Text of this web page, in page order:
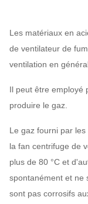
Les matériaux en
de ventilateur de
ventilation en
Il peut être employé
produire le gaz.
Le gaz fourni par
la fan centrifuge de
plus de 80 °C et
spontanément et ne
sont pas corrosifs